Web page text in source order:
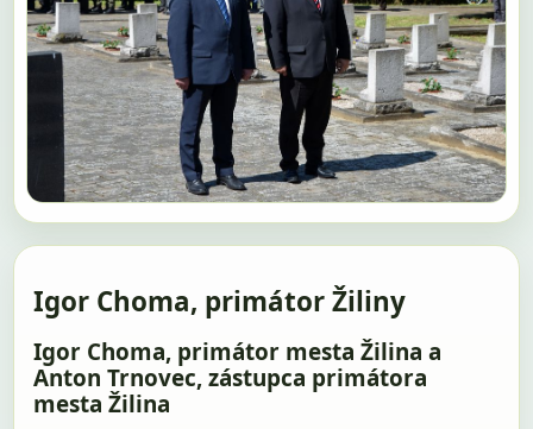
Igor Choma, primátor Žiliny
Igor Choma, primátor mesta Žilina a
Anton Trnovec, zástupca primátora
mesta Žilina